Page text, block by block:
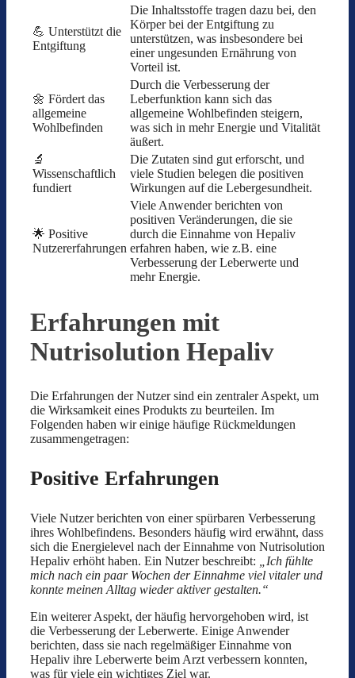
💪 Unterstützt die
Entgiftung
Die Inhaltsstoffe tragen dazu bei, den
Körper bei der Entgiftung zu
unterstützen, was insbesondere bei
einer ungesunden Ernährung von
Vorteil ist.
🌼 Fördert das
allgemeine
Wohlbefinden
Durch die Verbesserung der
Leberfunktion kann sich das
allgemeine Wohlbefinden steigern,
was sich in mehr Energie und Vitalität
äußert.
🔬
Wissenschaftlich
fundiert
Die Zutaten sind gut erforscht, und
viele Studien belegen die positiven
Wirkungen auf die Lebergesundheit.
🌟 Positive
Nutzererfahrungen
Viele Anwender berichten von
positiven Veränderungen, die sie
durch die Einnahme von Hepaliv
erfahren haben, wie z.B. eine
Verbesserung der Leberwerte und
mehr Energie.
Erfahrungen mit
Nutrisolution Hepaliv
Die Erfahrungen der Nutzer sind ein zentraler Aspekt, um
die Wirksamkeit eines Produkts zu beurteilen. Im
Folgenden haben wir einige häufige Rückmeldungen
zusammengetragen:
Positive Erfahrungen
Viele Nutzer berichten von einer spürbaren Verbesserung
ihres Wohlbefindens. Besonders häufig wird erwähnt, dass
sich die Energielevel nach der Einnahme von Nutrisolution
Hepaliv erhöht haben. Ein Nutzer beschreibt:
„Ich fühlte
mich nach ein paar Wochen der Einnahme viel vitaler und
konnte meinen Alltag wieder aktiver gestalten.“
Ein weiterer Aspekt, der häufig hervorgehoben wird, ist
die Verbesserung der Leberwerte. Einige Anwender
berichten, dass sie nach regelmäßiger Einnahme von
Hepaliv ihre Leberwerte beim Arzt verbessern konnten,
was für viele ein wichtiges Ziel war.